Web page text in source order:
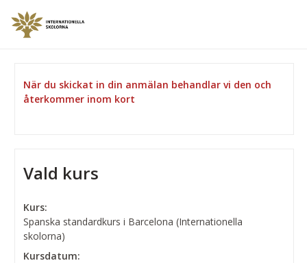
När du skickat in din anmälan behandlar vi den och
återkommer inom kort
Vald kurs
Kurs:
Spanska standardkurs i Barcelona (Internationella
skolorna)
Kursdatum: